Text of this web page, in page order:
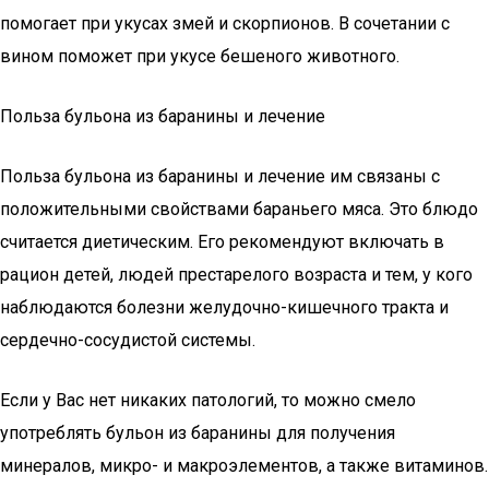
помогает при укусах змей и скорпионов. В сочетании с
вином поможет при укусе бешеного животного.
Польза бульона из баранины и лечение
Польза бульона из баранины и лечение им связаны с
положительными свойствами бараньего мяса. Это блюдо
считается диетическим. Его рекомендуют включать в
рацион детей, людей престарелого возраста и тем, у кого
наблюдаются болезни желудочно-кишечного тракта и
сердечно-сосудистой системы.
Если у Вас нет никаких патологий, то можно смело
употреблять бульон из баранины для получения
минералов, микро- и макроэлементов, а также витаминов.